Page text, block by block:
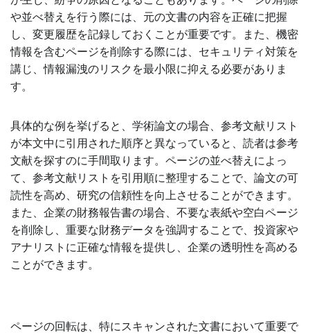
や並べ替えを行う際には、元の文書の内容を正確に把握
し、変更履歴を記録しておくことが重要です。また、機密
情報を含むページを削除する際には、セキュリティ対策を
講じ、情報漏洩のリスクを最小限に抑える必要がありま
す。
具体的な例を挙げると、学術論文の場合、参考文献リスト
が本文中に引用された順序と異なっていると、読者は参考
文献を探すのに手間取ります。ページの並べ替えによっ
て、参考文献リストを引用順に整理することで、論文の可
読性を高め、研究の信頼性を向上させることができます。
また、企業の財務報告書の場合、不要な表紙や空白ページ
を削除し、重要な財務データを強調することで、投資家や
アナリストに正確な情報を提供し、企業の透明性を高める
ことができます。
ページの回転は、特にスキャンされた文書において重要で